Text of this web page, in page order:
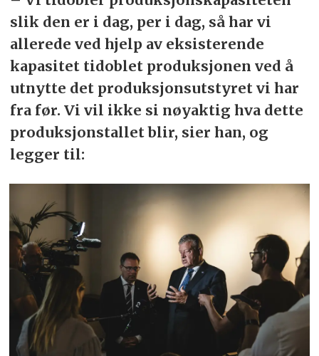
slik den er i dag, per i dag, så har vi
allerede ved hjelp av eksisterende
kapasitet tidoblet produksjonen ved å
utnytte det produksjonsutstyret vi har
fra før. Vi vil ikke si nøyaktig hva dette
produksjonstallet blir, sier han, og
legger til: